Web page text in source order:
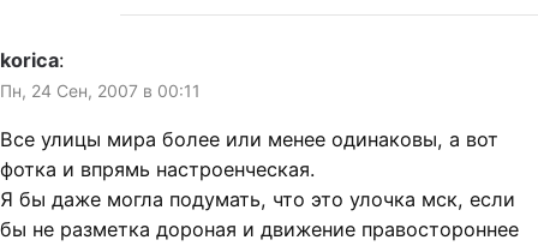
korica:
Пн, 24 Сен, 2007 в 00:11
Все улицы мира более или менее одинаковы, а вот
фотка и впрямь настроенческая.
Я бы даже могла подумать, что это улочка мск, если
бы не разметка дороная и движение правостороннее